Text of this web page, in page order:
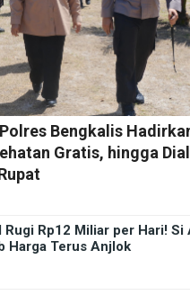
Bengkalis
Gratis, hingga
Rugi Rp12 Miliar per Hari! Si
Harga Terus Anjlok